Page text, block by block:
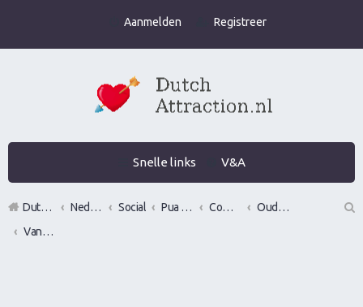
Aanmelden Registreer
Snelle links V&A
DutchAttraction.nl Nederlands grootste Dutch Attraction, Lifestyle, Vrouwen versieren en Pick-Up (PUA) Forum Social Pua evenementen Commerciële bedrijven / Reviews van versier workshops en pick up bootcamps
Oude bedrijven
Vandaag Vrouwen Versieren